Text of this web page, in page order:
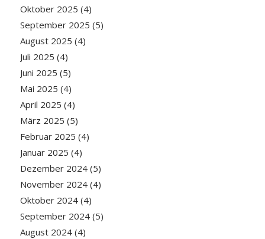
Oktober 2025 (4)
September 2025 (5)
August 2025 (4)
Juli 2025 (4)
Juni 2025 (5)
Mai 2025 (4)
April 2025 (4)
März 2025 (5)
Februar 2025 (4)
Januar 2025 (4)
Dezember 2024(5)
November 2024(4)
Oktober 2024(4)
September 2024(5)
August 2024(4)